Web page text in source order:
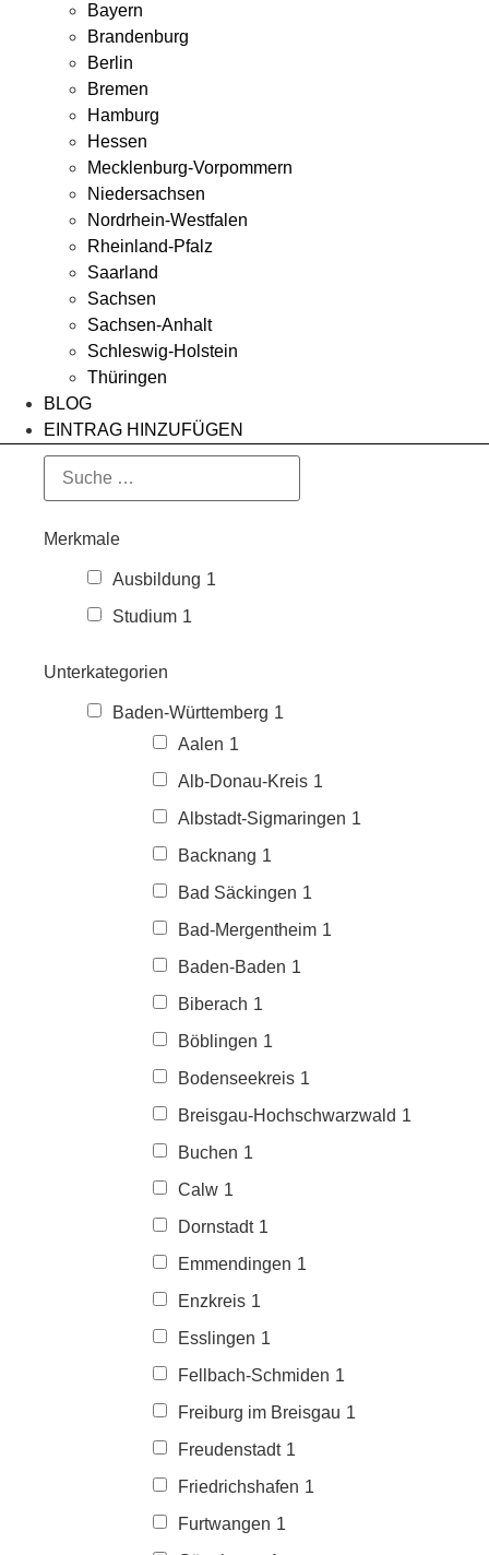
Bayern
Brandenburg
Berlin
Bremen
Hamburg
Hessen
Mecklenburg-Vorpommern
Niedersachsen
Nordrhein-Westfalen
Rheinland-Pfalz
Saarland
Sachsen
Sachsen-Anhalt
Schleswig-Holstein
Thüringen
BLOG
EINTRAG HINZUFÜGEN
Merkmale
Ausbildung 1
Studium 1
Unterkategorien
Baden-Württemberg 1
Aalen 1
Alb-Donau-Kreis 1
Albstadt-Sigmaringen 1
Backnang 1
Bad Säckingen 1
Bad-Mergentheim 1
Baden-Baden 1
Biberach 1
Böblingen 1
Bodenseekreis 1
Breisgau-Hochschwarzwald 1
Buchen 1
Calw 1
Dornstadt 1
Emmendingen 1
Enzkreis 1
Esslingen 1
Fellbach-Schmiden 1
Freiburg im Breisgau 1
Freudenstadt 1
Friedrichshafen 1
Furtwangen 1